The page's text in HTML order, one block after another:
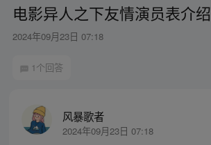
电影异人之下友情演员表介绍
2024年09月23日 07:18
1个回答
风暴歌者
2024年09月23日 07:18